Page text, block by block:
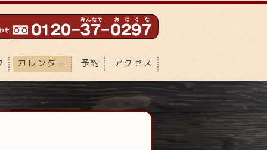
カレンダー 予約 アクセス